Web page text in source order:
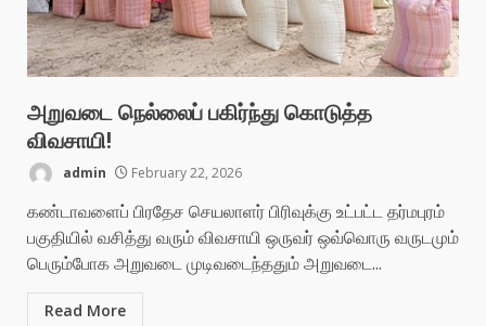
அறுவடை நெல்லைப் பகிர்ந்து கொடுத்த
விவசாயி!
admin February 22, 2026
கண்டாவளைப் பிரதேச செயலாளர் பிரிவுக்கு உட்பட்ட தர்மபுரம்
பகுதியில் வசித்து வரும் விவசாயி ஒருவர் ஒவ்வொரு வருடமும்
பெரும்போக அறுவடை முடிவடைந்ததும் அறுவடை...
Read More